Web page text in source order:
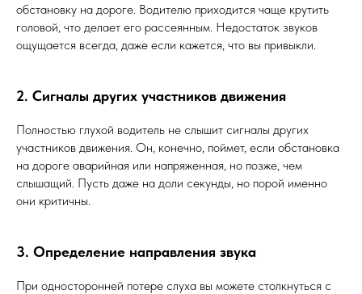
обстановку на дороге. Водителю приходится чаще крутить
головой, что делает его рассеянным. Недостаток звуков
ощущается всегда, даже если кажется, что вы привыкли.
2. Сигналы других участников движения
Полностью глухой водитель не слышит сигналы других
участников движения. Он, конечно, поймет, если обстановка
на дороге аварийная или напряженная, но позже, чем
слышащий. Пусть даже на доли секунды, но порой именно
они критичны.
3. Определение направления звука
При односторонней потере слуха вы можете столкнуться с